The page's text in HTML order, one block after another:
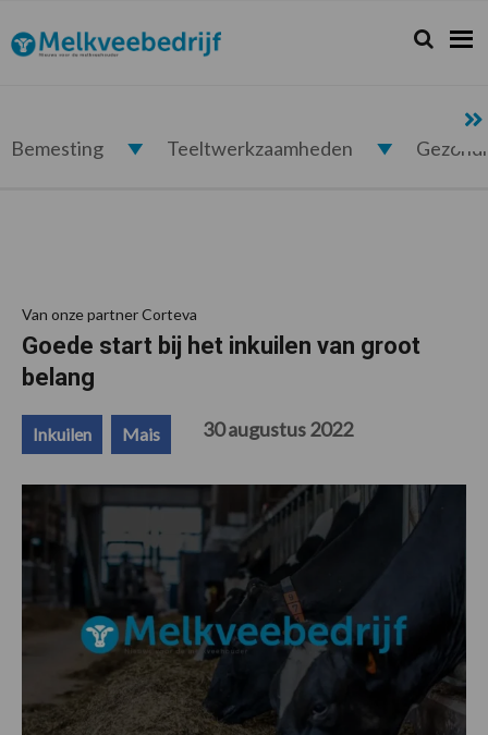
de
hoofdnavigatie
de
hoofd
de
eerste
de
voettekst
Melkveebedrijf.nl Zoeken...
Zoek
Bemesting Teeltwerkzaamheden
Van onze partner Corteva
Goede start bij het inkuilen van groot
belang
Inkuilen Mais 30 augustus 2022